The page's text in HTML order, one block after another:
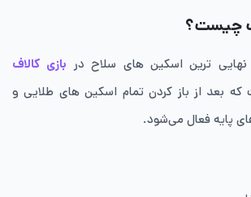
چیست؟
بازی کالاف
که بعد از باز کردن تمام اسکین های طلایی و
پایه فعال می‌شود.